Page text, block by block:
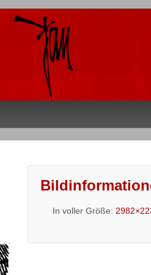
In voller Größe: